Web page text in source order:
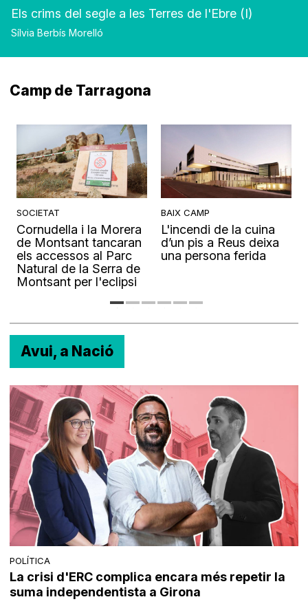
Els crims del segle a les Terres de l'Ebre (I)
Sílvia Berbís Morelló
Camp de Tarragona
SOCIETAT
Cornudella i la Morera
de Montsant tancaran
els accessos al Parc
Natural de la Serra de
Montsant per l'eclipsi
BAIX CAMP
L'incendi de la cuina
d’un pis a Reus deixa
una persona ferida
Avui, a Nació
POLÍTICA
La crisi d'ERC complica encara més repetir la
suma independentista a Girona